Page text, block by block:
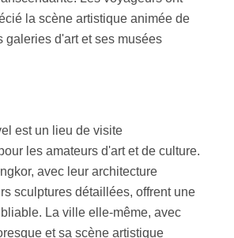
la scène artistique animée de
galeries d'art et ses musées
est un lieu de visite
les amateurs d'art et de culture.
avec leur architecture
sculptures détaillées, offrent une
La ville elle-même, avec
et sa scène artistique